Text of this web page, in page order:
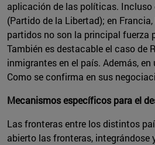
aplicación de las políticas. Incluso
(Partido de la Libertad); en
partidos no son la principal fuerza
También es destacable el caso de
inmigrantes en el país. Además,
Como se confirma en sus
Mecanismos específicos para el
Las fronteras entre los distintos
abierto las fronteras,